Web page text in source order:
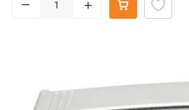
– +